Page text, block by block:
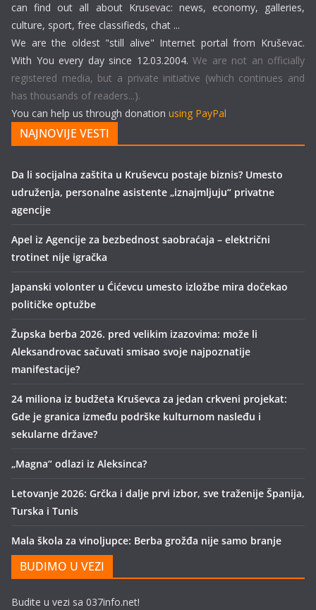
can find out all about Krusevac: news, economy, galleries,
culture, sport, free classifieds, chat ...
We are the oldest "still alive" Internet portal from Kruševac.
With You every day since 12.03.2004. We are not an officially
registered media, but a private initiative (which continues and
has thousands of readers...).
You can help us through donation using PayPal
NAJNOVIJE VESTI
Da li socijalna zaštita u Kruševcu postaje biznis? Umesto
udruženja, personalne asistente „iznajmljuju“ privatne
agencije
Apel iz Agencije za bezbednost saobraćaja – električni
trotinet nije igračka
Japanski volonter u Ćićevcu umesto izložbe mira dočekao
političke optužbe
Župska berba 2026. pred velikim izazovima: može li
Aleksandrovac sačuvati smisao svoje najpoznatije
manifestacije?
24 miliona iz budžeta Kruševca za jedan crkveni projekat:
Gde je granica između podrške kulturnom nasleđu i
sekularne države?
„Magna“ odlazi iz Aleksinca?
Letovanje 2026: Grčka i dalje prvi izbor, sve traženije Španija,
Turska i Tunis
Mala škola za vinoljupce: Berba grožđa nije samo branje
BUDIMO U VEZI
Budite u vezi sa 037info.net!